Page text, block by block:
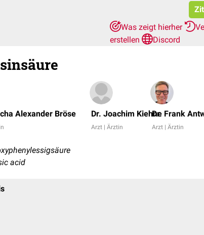
Was zeigt hierher
erstellen
Discord
Alexander Bröse Dr. Joachim Kiehne
Arzt | Ärztin
Dr. Frank
Arzt | Ärztin
acid